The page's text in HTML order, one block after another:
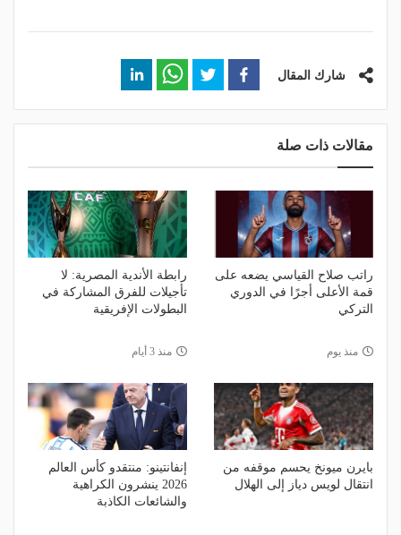
شارك المقال
مقالات ذات صلة
راتب صلاح القياسي يضعه على
قمة الأعلى أجرًا في الدوري
التركي
منذ يوم
رابطة الأندية المصرية: لا
تأجيلات للفرق المشاركة في
البطولات الإفريقية
منذ 3 أيام
بايرن ميونخ يحسم موقفه من
انتقال لويس دياز إلى الهلال
إنفانتينو: منتقدو كأس العالم
2026 ينشرون الكراهية
والشائعات الكاذبة